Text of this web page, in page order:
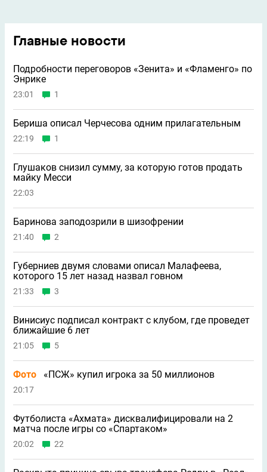
Главные новости
Подробности переговоров «Зенита» и «Фламенго» по
Энрике
23:01 1
Бериша описал Черчесова одним прилагательным
22:19 1
Глушаков снизил сумму, за которую готов продать
майку Месси
22:03
Баринова заподозрили в шизофрении
21:40 2
Губерниев двумя словами описал Малафеева,
которого 15 лет назад назвал говном
21:33 3
Винисиус подписал контракт с клубом, где проведет
ближайшие 6 лет
21:05 5
Фото «ПСЖ» купил игрока за 50 миллионов
20:17
Футболиста «Ахмата» дисквалифицировали на 2
матча после игры со «Спартаком»
20:02 22